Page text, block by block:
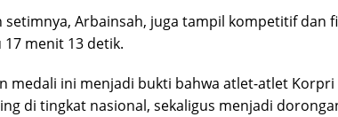
setimnya, Arbainsah, juga tampil kompetitif dan
17 menit 13 detik.
medali ini menjadi bukti bahwa atlet-atlet
di tingkat nasional, sekaligus menjadi